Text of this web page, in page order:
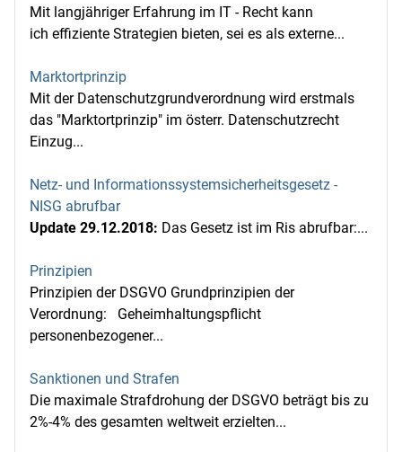
Mit langjähriger Erfahrung im IT - Recht kann
ich effiziente Strategien bieten, sei es als externe...
Marktortprinzip
Mit der Datenschutzgrundverordnung wird erstmals
das "Marktortprinzip" im österr. Datenschutzrecht
Einzug...
Netz- und Informationssystemsicherheitsgesetz -
NISG abrufbar
Update 29.12.2018: Das Gesetz ist im Ris abrufbar:...
Prinzipien
Prinzipien der DSGVO Grundprinzipien der
Verordnung: Geheimhaltungspflicht
personenbezogener...
Sanktionen und Strafen
Die maximale Strafdrohung der DSGVO beträgt bis zu
2%-4% des gesamten weltweit erzielten...